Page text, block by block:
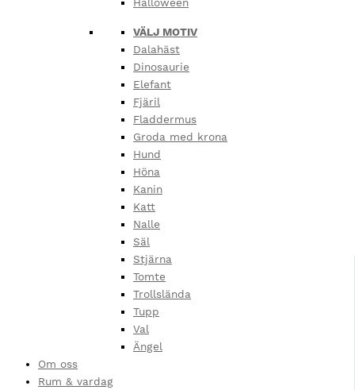
Halloween
VÄLJ MOTIV
Dalahäst
Dinosaurie
Elefant
Fjäril
Fladdermus
Groda med krona
Hund
Höna
Kanin
Katt
Nalle
Säl
Stjärna
Tomte
Trollslända
Tupp
Val
Ängel
Om oss
Rum & vardag